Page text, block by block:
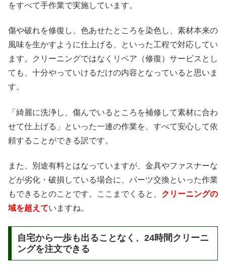
をすべて手作業で実施しています。
傷や破れを修復し、色あせたところを染色し、素材本来の
風味を生かすように仕上げる、といった工程で対応してい
ます。クリーニングではなくリペア（修復）サービスとし
ても、十分やっていけるだけの内容となっていると思いま
す。
「綺麗に洗浄し、傷んでいるところを補修して素材に合わ
せて仕上げる」といった一連の作業を、すべて安心して依
頼することができる訳です。
また、別途有料とはなっていますが、金具やファスナーな
どが劣化・破損している場合に、パーツ交換といった作業
もできるとのことです。ここまでくると、 クリーニングの
域を超えていますね。
自宅から一歩も出ることなく、24時間クリーニ
ングを注文できる